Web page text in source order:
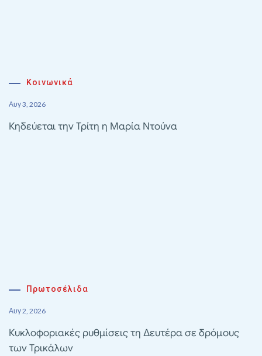
Κοινωνικά
Αυγ 3, 2026
Κηδεύεται την Τρίτη η Μαρία Ντούνα
Πρωτοσέλιδα
Αυγ 2, 2026
Κυκλοφοριακές ρυθμίσεις τη Δευτέρα σε δρόμους
των Τρικάλων